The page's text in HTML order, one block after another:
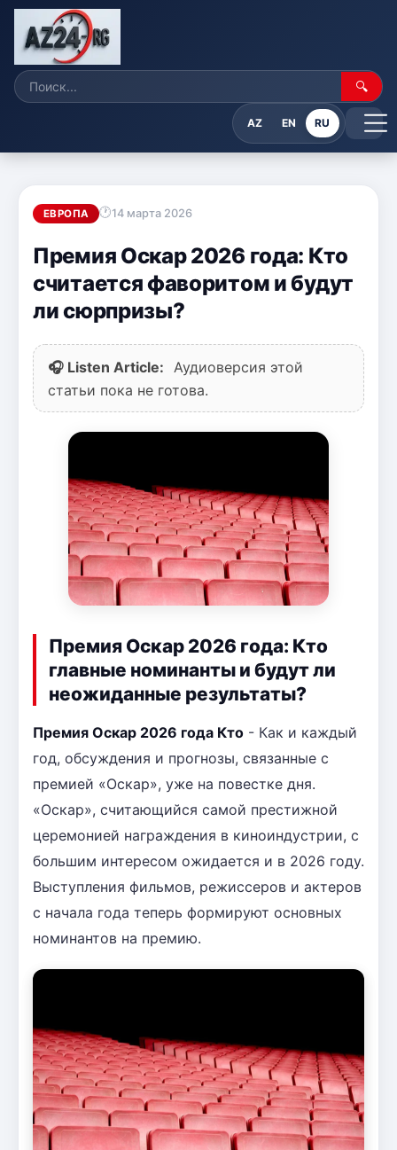
🔍
AZ EN RU
ЕВРОПА 14 марта 2026
Премия Оскар 2026 года: Кто
считается фаворитом и будут
ли сюрпризы?
🎧 Listen Article:
Аудиоверсия этой
статьи пока не готова.
Премия Оскар 2026 года: Кто
главные номинанты и будут ли
неожиданные результаты?
Премия Оскар 2026 года Кто - Как и каждый
год, обсуждения и прогнозы, связанные с
премией «Оскар», уже на повестке дня.
«Оскар», считающийся самой престижной
церемонией награждения в киноиндустрии, с
большим интересом ожидается и в 2026 году.
Выступления фильмов, режиссеров и актеров
с начала года теперь формируют основных
номинантов на премию.